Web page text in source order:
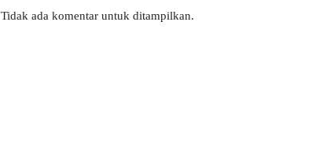
Tidak ada komentar untuk ditampilkan.